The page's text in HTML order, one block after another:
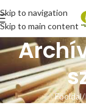
Skip to navigation
Skip to main content
Főoldal